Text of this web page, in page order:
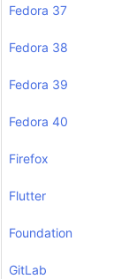
Fedora 37
Fedora 38
Fedora 39
Fedora 40
Firefox
Flutter
Foundation
GitLab